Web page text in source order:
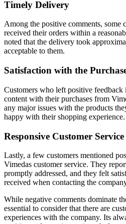
Timely Delivery
Among the positive comments, some
received their orders within a
noted that the delivery took
acceptable to them.
Satisfaction with the
Customers who left positive feedback
content with their purchases from
any major issues with the products
happy with their shopping experience.
Responsive Customer Service
Lastly, a few customers mentioned
Vimedas customer service. They
promptly addressed, and they felt
received when contacting the
While negative comments dominate
essential to consider that there are
experiences with the company. Its